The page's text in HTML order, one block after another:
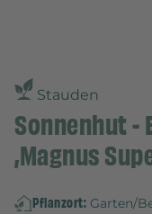
Stauden
Sonnenhut -
‚Magnus
Pflanzort: Garten/